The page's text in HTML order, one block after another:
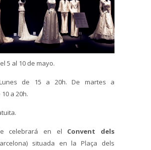
5 al 10 de mayo.
de 15 a 20h. De martes a
a 20h.
celebrará en el Convent dels
situada en la Plaça dels